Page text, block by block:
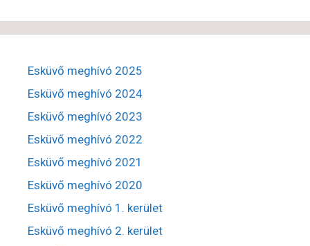
Esküvő meghívó 2025
Esküvő meghívó 2024
Esküvő meghívó 2023
Esküvő meghívó 2022
Esküvő meghívó 2021
Esküvő meghívó 2020
Esküvő meghívó 1. kerület
Esküvő meghívó 2. kerület